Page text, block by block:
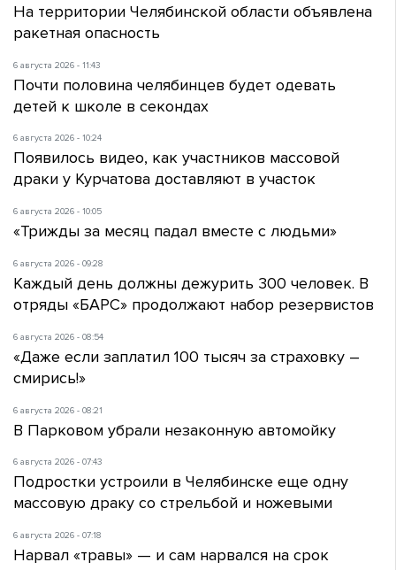
На территории Челябинской области объявлена
ракетная опасность
6 августа 2026 - 11:43
Почти половина челябинцев будет одевать
детей к школе в секондах
6 августа 2026 - 10:24
Появилось видео, как участников массовой
драки у Курчатова доставляют в участок
6 августа 2026 - 10:05
«Трижды за месяц падал вместе с людьми»
6 августа 2026 - 09:28
Каждый день должны дежурить 300 человек. В
отряды «БАРС» продолжают набор резервистов
6 августа 2026 - 08:54
«Даже если заплатил 100 тысяч за страховку –
смирись!»
6 августа 2026 - 08:21
В Парковом убрали незаконную автомойку
6 августа 2026 - 07:43
Подростки устроили в Челябинске еще одну
массовую драку со стрельбой и ножевыми
6 августа 2026 - 07:18
Нарвал «травы» — и сам нарвался на срок